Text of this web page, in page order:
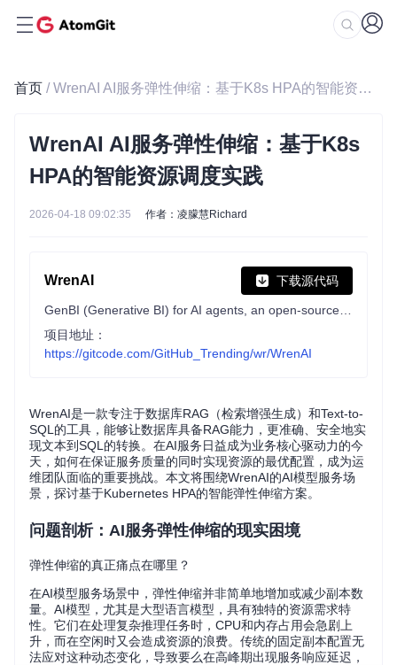
首页 / WrenAI AI服务弹性伸缩：基于K8s HPA的智能资源调度实践
WrenAI AI服务弹性伸缩：基于K8s
HPA的智能资源调度实践
2026-04-18 09:02:35 作者：凌朦慧Richard
WrenAI 下载源代码
项目地址：
https://gitcode.com/GitHub_Trending/wr/WrenAI
WrenAI是一款专注于数据库RAG（检索增强生成）和Text-to-
SQL的工具，能够让数据库具备RAG能力，更准确、安全地实
现文本到SQL的转换。在AI服务日益成为业务核心驱动力的今
天，如何在保证服务质量的同时实现资源的最优配置，成为运
维团队面临的重要挑战。本文将围绕WrenAI的AI模型服务场
景，探讨基于Kubernetes HPA的智能弹性伸缩方案。
问题剖析：AI服务弹性伸缩的现实困境
弹性伸缩的真正痛点在哪里？
在AI模型服务场景中，弹性伸缩并非简单地增加或减少副本数
量。AI模型，尤其是大型语言模型，具有独特的资源需求特
性。它们在处理复杂推理任务时，CPU和内存占用会急剧上
升，而在空闲时又会造成资源的浪费。传统的固定副本配置无
法应对这种动态变化，导致要么在高峰期出现服务响应延迟，